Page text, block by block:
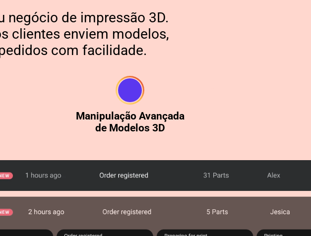
negócio de impressão 3D.
clientes enviem modelos,
com facilidade.
Manipulação Avançada
de Modelos 3D